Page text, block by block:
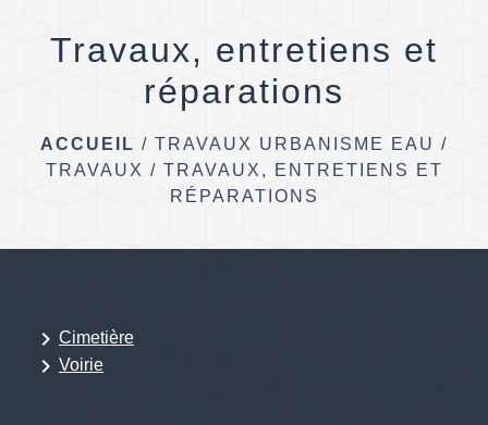
menu
Travaux, entretiens et
réparations
ACCUEIL / TRAVAUX URBANISME EAU /
TRAVAUX / TRAVAUX, ENTRETIENS ET
RÉPARATIONS
keyboard_arrow_right Cimetière
keyboard_arrow_right Voirie